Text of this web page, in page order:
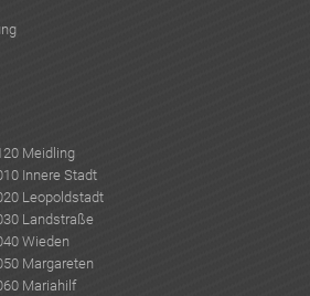
Meidling
Innere Stadt
Leopoldstadt
Landstraße
Wieden
Margareten
Mariahilf